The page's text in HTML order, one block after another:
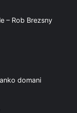
– Rob Brezsny
domani